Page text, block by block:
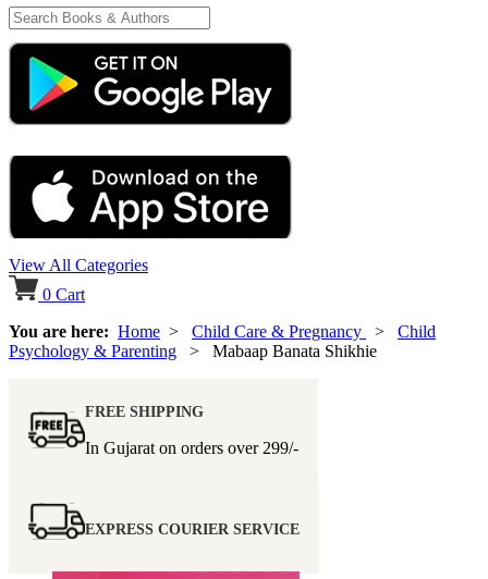
View All Categories
0 Cart
You are here: Home > Child Care & Pregnancy > Child
Psychology & Parenting > Mabaap Banata Shikhie
FREE SHIPPING
In Gujarat on orders over 299/-
EXPRESS COURIER SERVICE